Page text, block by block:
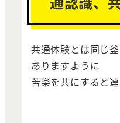
共通体験とは同じ
ありますように
苦楽を共にすると